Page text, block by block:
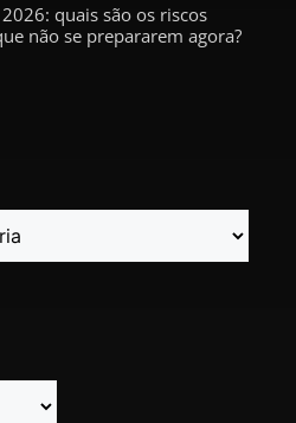
quais são os riscos
não se prepararem agora?